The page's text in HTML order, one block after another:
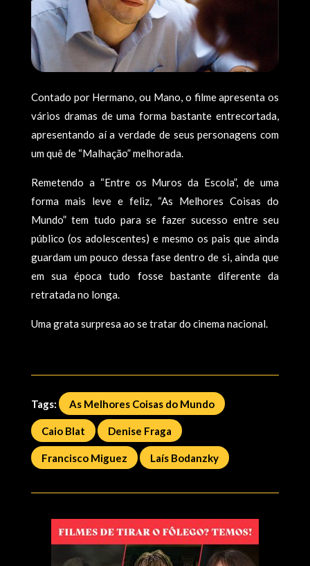
Contado por Hermano, ou Mano, o filme apresenta os
vários dramas de uma forma bastante entrecortada,
apresentando aí a verdade de seus personagens com
um quê de “Malhação” melhorada.
Remetendo a “Entre os Muros da Escola”, de uma
forma mais leve e feliz, “As Melhores Coisas do
Mundo” tem tudo para se fazer sucesso entre seu
público (os adolescentes) e mesmo os pais que ainda
guardam um pouco dessa fase dentro de si, ainda que
em sua época tudo fosse bastante diferente da
retratada no longa.
Uma grata surpresa ao se tratar do cinema nacional.
Tags: As Melhores Coisas do Mundo
Caio Blat Denise Fraga
Francisco Miguez Laís Bodanzky